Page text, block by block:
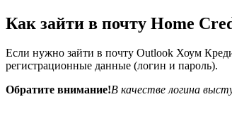
Как зайти в почту Home
Если нужно зайти в почту Outlook Хоум
регистрационные данные (логин и пароль).
Обратите внимание!В качестве логина